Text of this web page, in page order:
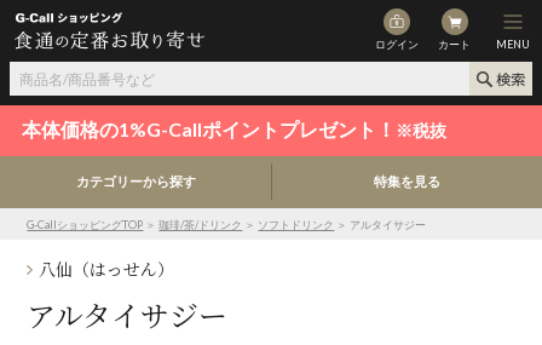
ログイン カート MENU
本体価格の1%G-Callポイントプレゼント！ ※税抜
カテゴリーから探す 特集を見る
G-CallショッピングTOP ＞珈琲/茶/ドリンク ＞ ソフトドリンク ＞ アルタイサジー
八仙（はっせん）
アルタイサジー